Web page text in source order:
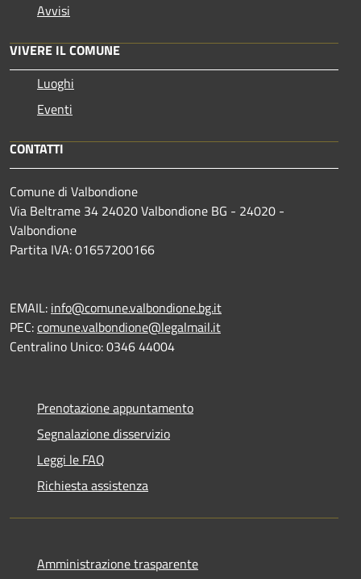
Avvisi
VIVERE IL COMUNE
Luoghi
Eventi
CONTATTI
Comune di Valbondione
Via Beltrame 34 24020 Valbondione BG - 24020 -
Valbondione
Partita IVA: 01657200166
EMAIL: info@comune.valbondione.bg.it
PEC:comune.valbondione@legalmail.it
Centralino Unico: 0346 44004
Prenotazione appuntamento
Segnalazione disservizio
Leggi le FAQ
Richiesta assistenza
Amministrazione trasparente